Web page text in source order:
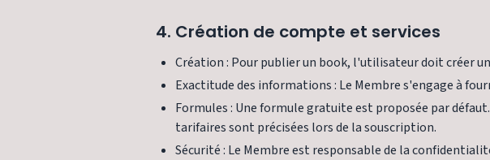
4. Création de compte et services
Création : Pour publier un book, l'utilisateur doit créer
Exactitude des informations : Le Membre s'engage à
Formules : Une formule gratuite est proposée par
tarifaires sont précisées lors de la souscription.
Sécurité : Le Membre est responsable de la